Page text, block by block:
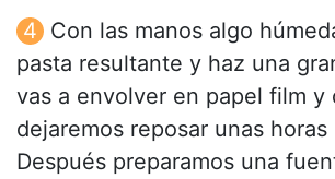
Con las manos algo
pasta resultante y haz una
vas a envolver en papel film y
dejaremos reposar unas horas
Después preparamos una